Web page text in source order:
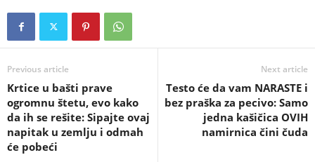
Previous article
Krtice u bašti prave
ogromnu štetu, evo kako
da ih se rešite: Sipajte ovaj
napitak u zemlju i odmah
će pobeći
Next article
Testo će da vam NARASTE i
bez praška za pecivo: Samo
jedna kašičica OVIH
namirnica čini čuda